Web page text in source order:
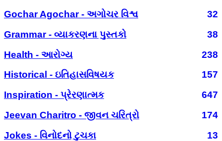
Gochar Agochar - અગોચર વિશ્વ
32
Grammar - વ્યાકરણના પુસ્તકો
38
Health - આરોગ્ય
238
Historical - ઇતિહાસવિષયક
157
Inspiration - પ્રેરણાત્મક
647
Jeevan Charitro - જીવન ચરિત્રો
174
Jokes - વિનોદનો ટુચકા
13